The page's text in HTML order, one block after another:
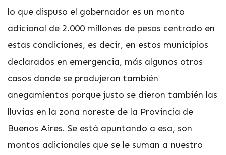
lo que dispuso el gobernador es un monto
adicional de 2.000 millones de pesos centrado en
estas condiciones, es decir, en estos municipios
declarados en emergencia, más algunos otros
casos donde se produjeron también
anegamientos porque justo se dieron también las
lluvias en la zona noreste de la Provincia de
Buenos Aires. Se está apuntando a eso, son
montos adicionales que se le suman a nuestro